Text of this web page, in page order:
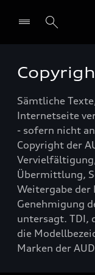
Händler
Sämtliche
Internetseite
- sofern nicht
Copyright der
Übermittlung,
Weitergabe
Genehmigung
untersagt. TDI,
die
Marken der